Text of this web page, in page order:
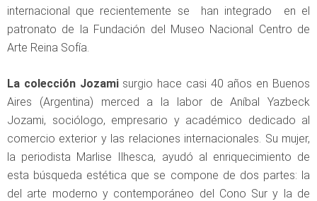
internacional que recientemente se han integrado en el
patronato de la Fundación del Museo Nacional Centro de
Arte Reina Sofía.
La colección Jozamisurgio hace casi 40 años en Buenos
Aires (Argentina) merced a la labor de Aníbal Yazbeck
Jozami, sociólogo, empresario y académico dedicado al
comercio exterior y las relaciones internacionales. Su mujer,
la periodista Marlise Ilhesca, ayudó al enriquecimiento de
esta búsqueda estética que se compone de dos partes: la
del arte moderno y contemporáneo del Cono Sur y la de